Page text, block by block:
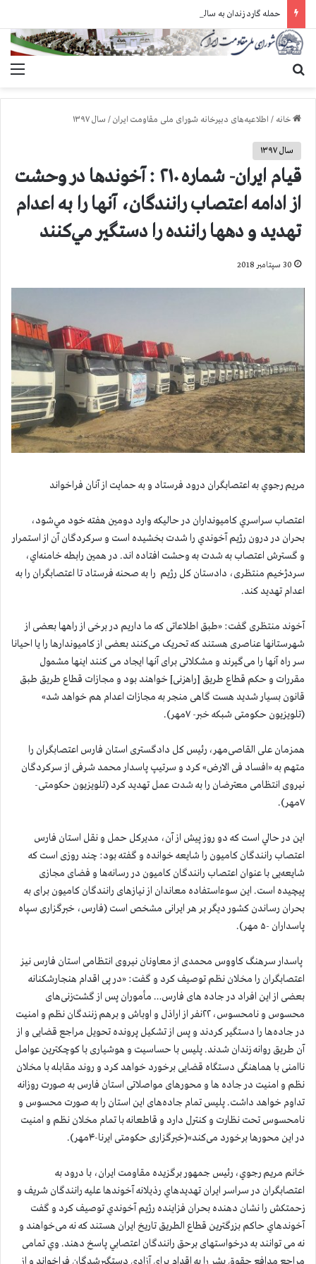
خانه / اطلاعیه‌های دبیرخانه شورای ملی مقاومت ایران/ سال ۱۳۹۷
سال ۱۳۹۷
قیام ایران- شماره ۲۱۰ : آخوندها در وحشت
از ادامه اعتصاب رانندگان، آنها را به اعدام
تهديد و دهها راننده را دستگير مي‌كنند
30 سپتامبر 2018
مريم رجوي به اعتصابگران درود فرستاد و به حمايت از آنان فراخواند
اعتصاب سراسري كاميونداران در حاليكه وارد دومين هفته خود مي‌شود،
بحران در درون رژيم آخوندي را شدت بخشیده است و سركردگان آن از استمرار
و گسترش اعتصاب به شدت به وحشت افتاده اند. در همين رابطه خامنه‌اي،
سردژخيم منتظری، دادستان کل رژیم را به صحنه فرستاد تا اعتصابگران را به
اعدام تهدید كند.
آخوند منتظری گفت: «طبق اطلاعاتی که ما داریم در برخی از راهها بعضی از
شهرستانها عناصری هستند که تحریک می‌کنند بعضی از کامیوندارها را یا احیانا
سر راه آنها را می‌گیرند و مشکلاتی برای آنها ایجاد می کنند اینها مشمول
مقررات و حکم قطاع طریق [راهزنی] خواهند بود و مجازات قطاع طریق طبق
قانون بسیار شدید هست گاهی منجر به مجازات اعدام هم خواهد شد»
(تلویزیون حکومتی شبکه خبر- ۷مهر).
همزمان علی القاصی‌مهر، رئیس کل دادگستری استان فارس اعتصابگران را
متهم به «افساد فی الارض» کرد و سرتیپ پاسدار محمد شرفی از سرکردگان
نیروی انتظامی معترضان را به شدت عمل تهدید کرد (تلویزیون حکومتی-
۷مهر).
اين در حالي است كه دو روز پیش از آن، مدیرکل حمل ‌و نقل استان فارس
اعتصاب رانندگان کامیون را شایعه خوانده و گفته بود: ‌چند روزی است که
شایعه‌یی با عنوان اعتصاب رانندگان کامیون در رسانه‌ها و فضای مجازی
پیچیده است. این سوءاستفاده معاندان از نیازهای رانندگان کامیون برای به
بحران رساندن کشور دیگر بر هر ایرانی مشخص است (فارس، خبرگزاری سپاه
پاسداران -۵ مهر).
پاسدار سرهنگ کاووس محمدی از معاونان نیروی انتظامی استان فارس نیز
اعتصابگران را مخلان نظم توصيف كرد و گفت: «در پی اقدام هنجارشکنانه
بعضی از این افراد در جاده های فارس… مأموران پس از گشت‌زنی‌های
محسوس و نامحسوس، ۲۲نفر از اراذل و اوباش و برهم زنندگان نظم و امنیت
در جاده‌ها را دستگیر کردند و پس از تشکیل پرونده تحویل مراجع قضایی و از
آن طریق روانه زندان شدند. پلیس با حساسیت و هوشیاری با کوچکترین عوامل
ناامنی با هماهنگی دستگاه قضایی برخورد خواهد کرد و روند مقابله با مخلان
نظم و امنیت در جاده ها و محورهای مواصلاتی استان فارس به صورت روزانه
تداوم خواهد داشت. پلیس تمام جاده‌های این استان را به صورت محسوس و
نامحسوس تحت نظارت و کنترل دارد و قاطعانه با تمام مخلان نظم و امنیت
در این محورها برخورد می‌کند»(خبرگزاری حکومتی ایرنا-۴مهر).
خانم مريم رجوي، رئیس جمهور برگزيده مقاومت ايران، با درود به
اعتصابگران در سراسر ايران تهديدهاي رذيلانه آخوندها عليه رانندگان شريف و
زحمتكش را نشان دهنده بحران فزاينده رژيم آخوندي توصيف كرد و گفت
آخوندهاي حاكم بزرگترين قطاع الطريق تاريخ ايران هستند كه نه می‌خواهند و
نه می توانند به درخواستهای برحق رانندگان اعتصابي پاسخ دهند. وي تمامی
مراجع مدافع حقوق بشر را به اقدام براي آزادي دستگيرشدگان فراخواند و از